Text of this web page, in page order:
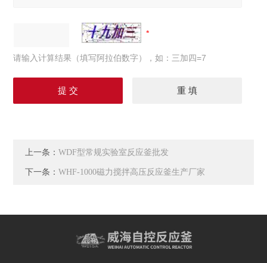
请输入计算结果（填写阿拉伯数字），如：三加四=7
上一条：WDF型常规实验室反应釜批发
下一条：WHF-1000磁力搅拌高压反应釜生产厂家